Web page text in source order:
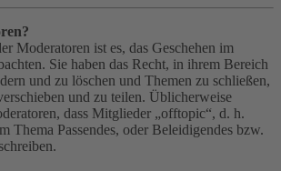
Moderatoren ist es, das Geschehen im
Sie haben das Recht, in ihrem Bereich
und zu löschen und Themen zu schließen,
und zu teilen. Üblicherweise
dass Mitglieder „offtopic“, d. h.
Thema Passendes, oder Beleidigendes bzw.